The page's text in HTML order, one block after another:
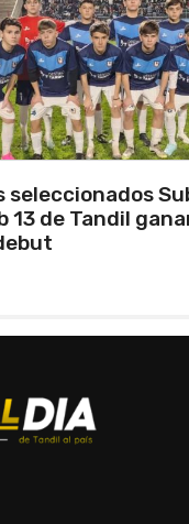
recibe a
el sábado y el
Marcos Liuzzi